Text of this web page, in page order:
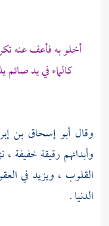
أخلو به فأعف عنه
كالماء في يد
وقالأبو إسحاق بن
وأبدانهم رقيقة خفيفة
القلوب ، ويزيد في
الدنيا .